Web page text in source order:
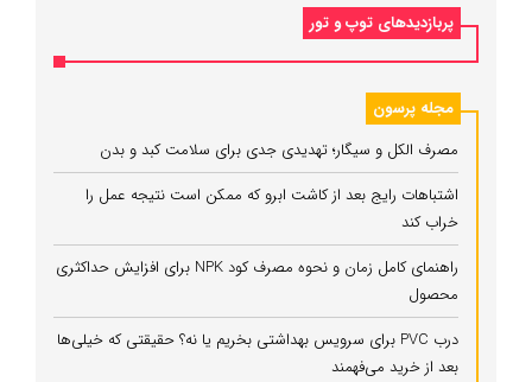
پربازدیدهای توپ و تور
مجله پرسون
مصرف الکل و سیگار؛ تهدیدی جدی برای سلامت کبد و بدن
اشتباهات رایج بعد از کاشت ابرو که ممکن است نتیجه عمل را
خراب کند
راهنمای کامل زمان و نحوه مصرف کود NPK برای افزایش حداکثری
محصول
درب PVC برای سرویس بهداشتی بخریم یا نه؟ حقیقتی که خیلی‌ها
بعد از خرید می‌فهمند